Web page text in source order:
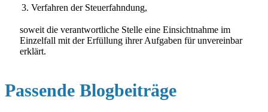
3. Verfahren der Steuerfahndung,
soweit die verantwortliche Stelle eine Einsichtnahme im
Einzelfall mit der Erfüllung ihrer Aufgaben für unvereinbar
erklärt.
Passende Blogbeiträge